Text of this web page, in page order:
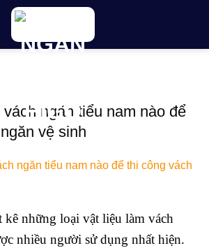
ngăn tiểu nam nào để
vệ sinh
những loại vật liệu làm vách
nhiều người sử dụng nhất hiện.